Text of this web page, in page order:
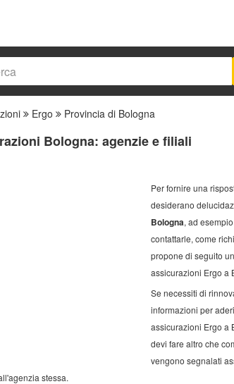
Ergo Provincia di Bologna
Bologna: agenzie e filiali
Per fornire una
desiderano
Bologna, ad
contattarle, come
propone di seguito
assicurazioni Ergo a
Se necessiti di
informazioni per
assicurazioni Ergo a
devi fare altro che
vengono segnalati
stessa.